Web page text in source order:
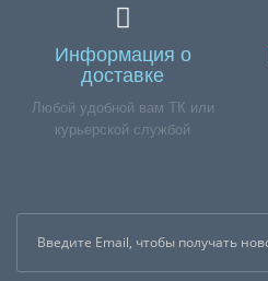
Информация о
доставке
Любой удобной вам ТК или
курьерской службой